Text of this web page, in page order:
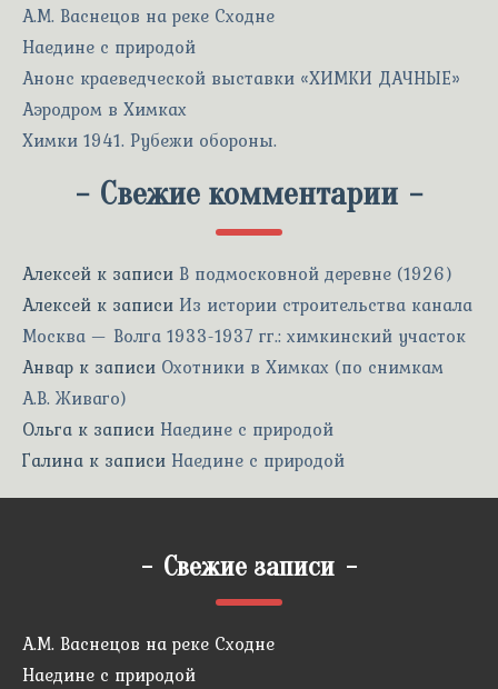
А.М. Васнецов на реке Сходне
Наедине с природой
Анонс краеведческой выставки «ХИМКИ ДАЧНЫЕ»
Аэродром в Химках
Химки 1941. Рубежи обороны.
- Свежие комментарии -
Алексей к записи В подмосковной деревне (1926)
Алексей к записи Из истории строительства канала
Москва — Волга 1933-1937 гг.: химкинский участок
Анвар к записи Охотники в Химках (по снимкам
А.В. Живаго)
Ольга к записи Наедине с природой
Галина к записи Наедине с природой
- Свежие записи -
А.М. Васнецов на реке Сходне
Наедине с природой